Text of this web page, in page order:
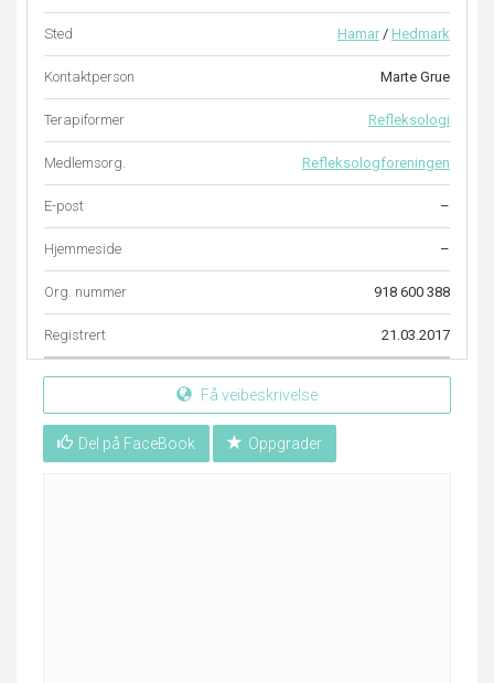
Sted Hamar / Hedmark
Kontaktperson Marte Grue
Terapiformer Refleksologi
Medlemsorg. Refleksologforeningen
E-post –
Hjemmeside –
Org. nummer 918 600 388
Registrert 21.03.2017
Få veibeskrivelse
Del på FaceBook Oppgrader